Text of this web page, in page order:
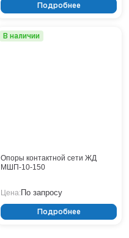
Подробнее
В наличии
Опоры контактной сети ЖД
МШП-10-150
Цена:По запросу
Подробнее